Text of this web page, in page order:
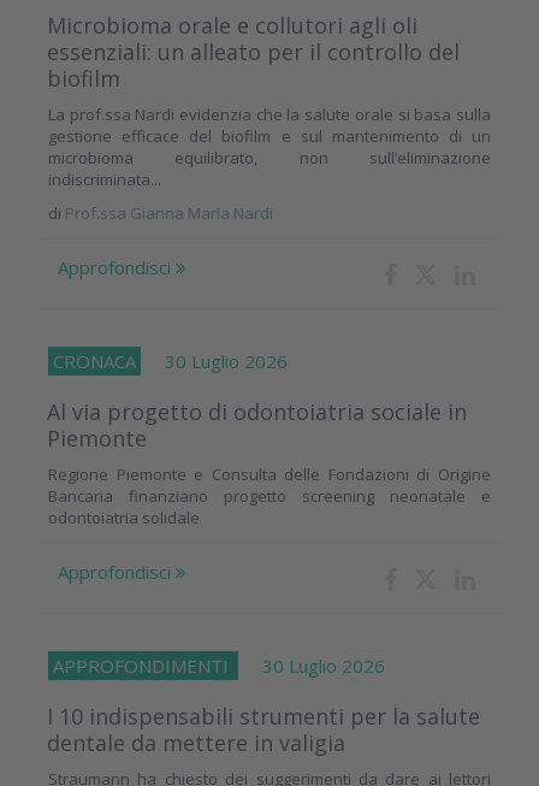
Microbioma orale e collutori agli oli
essenziali: un alleato per il controllo del
biofilm
La prof.ssa Nardi evidenzia che la salute orale si basa sulla
gestione efficace del biofilm e sul mantenimento di un
microbioma equilibrato, non sull’eliminazione
indiscriminata...
di Prof.ssa Gianna Maria Nardi
Approfondisci
CRONACA 30 Luglio 2026
Al via progetto di odontoiatria sociale in
Piemonte
Regione Piemonte e Consulta delle Fondazioni di Origine
Bancaria finanziano progetto screening neonatale e
odontoiatria solidale
Approfondisci
APPROFONDIMENTI 30 Luglio 2026
I 10 indispensabili strumenti per la salute
dentale da mettere in valigia
Straumann ha chiesto dei suggerimenti da dare ai lettori